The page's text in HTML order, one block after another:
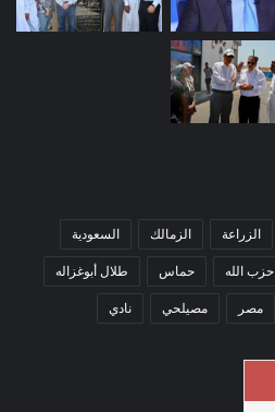
الزراعة الزمالك السعودية
حزب الله حماس طلال أبوغزاله
مصر مصيلحي نادي